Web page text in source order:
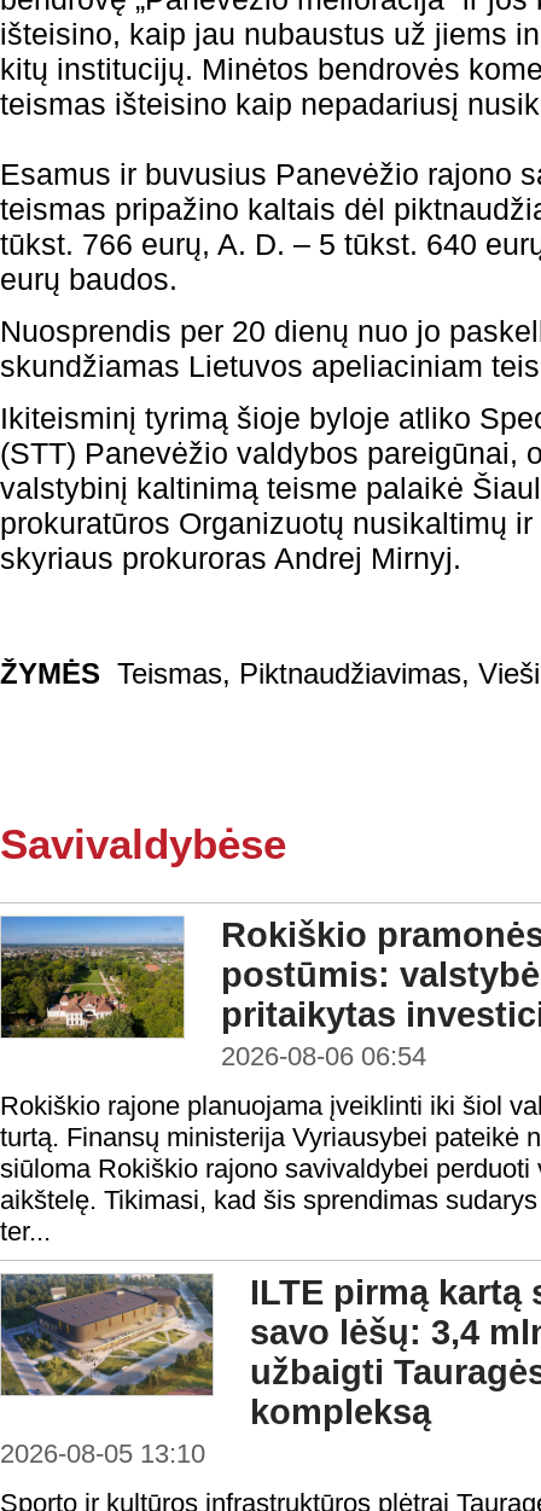
išteisino, kaip jau nubaustus už jiems
kitų institucijų. Minėtos bendrovės
teismas išteisino kaip nepadariusį
Esamus ir buvusius Panevėžio rajono
teismas pripažino kaltais dėl
tūkst. 766 eurų, A. D. – 5 tūkst. 640
eurų baudos.
Nuosprendis per 20 dienų nuo jo
skundžiamas Lietuvos apeliaciniam
Ikiteisminį tyrimą šioje byloje atliko
(STT) Panevėžio valdybos pareigūnai,
valstybinį kaltinimą teisme palaikė
prokuratūros Organizuotų nusikaltimų
skyriaus prokuroras Andrej Mirnyj.
ŽYMĖS Teismas, Piktnaudžiavimas,
Savivaldybėse
Rokiškio
postūmis:
pritaikytas
2026-08-06 06:54
Rokiškio rajone planuojama įveiklinti iki šiol
turtą. Finansų ministerija Vyriausybei pateikė
siūloma Rokiškio rajono savivaldybei
aikštelę. Tikimasi, kad šis sprendimas
ter...
ILTE pirmą kartą
savo lėšų: 3,4
užbaigti
kompleksą
2026-08-05 13:10
Sporto ir kultūros infrastruktūros plėtrai